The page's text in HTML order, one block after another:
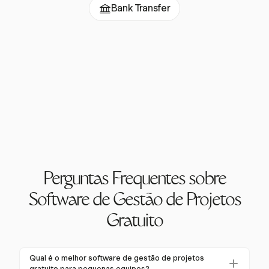
Bank Transfer
Perguntas Frequentes sobre
Software de Gestão de Projetos
Gratuito
Qual é o melhor software de gestão de projetos